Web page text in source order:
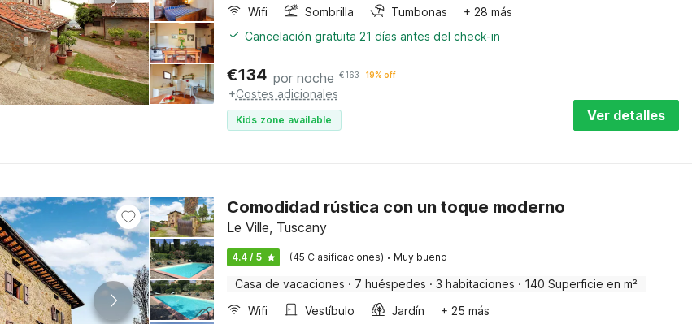
Wifi
Sombrilla Tumbonas
+ 28 más
Cancelación gratuita 21 días antes del check-in
€134 por noche €163 19% off
+Costes adicionales
Kids zone available Ver detalles
Comodidad rústica con un toque moderno
Le Ville, Tuscany
4.4 / 5 (45 Clasificaciones) · Muy bueno
Casa de vacaciones · 7 huéspedes · 3 habitaciones · 140 Superficie en m²
Wifi
Vestíbulo Jardín
+ 25 más